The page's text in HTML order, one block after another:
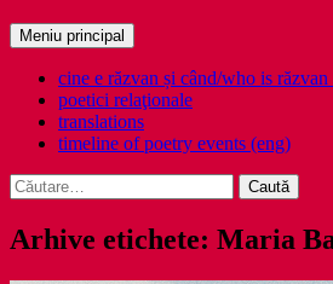
Caută
Meniu principal
cine e răzvan și când/who is răzvan
poetici relaţionale
translations
timeline of poetry events (eng)
Caută
după:
Arhive etichete: Maria